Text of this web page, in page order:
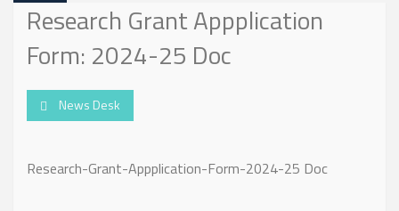
Research Grant Appplication
Form: 2024-25 Doc
News Desk
Research-Grant-Appplication-Form-2024-25 Doc